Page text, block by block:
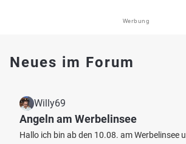
Werbung
Neues im Forum
Willy69
Angeln am Werbelinsee
Hallo ich bin ab den 10.08. am Werbelinsee